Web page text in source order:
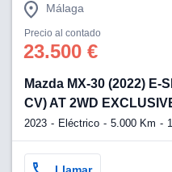
Málaga
Precio al contado
23.500 €
Mazda MX-30 (2022) E-
CV) AT 2WD
2023 Eléctrico 5.000 Km